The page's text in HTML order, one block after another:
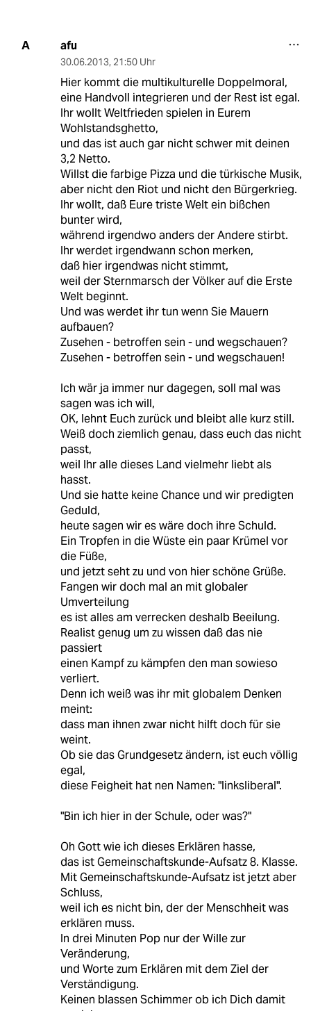
A afu
30.06.2013, 21:50 Uhr
Hier kommt die multikulturelle Doppelmoral,
eine Handvoll integrieren und der Rest ist egal.
Ihr wollt Weltfrieden spielen in Eurem
Wohlstandsghetto,
und das ist auch gar nicht schwer mit deinen
3,2 Netto.
Willst die farbige Pizza und die türkische Musik,
aber nicht den Riot und nicht den Bürgerkrieg.
Ihr wollt, daß Eure triste Welt ein bißchen
bunter wird,
während irgendwo anders der Andere stirbt.
Ihr werdet irgendwann schon merken,
daß hier irgendwas nicht stimmt,
weil der Sternmarsch der Völker auf die Erste
Welt beginnt.
Und was werdet ihr tun wenn Sie Mauern
aufbauen?
Zusehen - betroffen sein - und wegschauen?
Zusehen - betroffen sein - und wegschauen!
Ich wär ja immer nur dagegen, soll mal was
sagen was ich will,
OK, lehnt Euch zurück und bleibt alle kurz still.
Weiß doch ziemlich genau, dass euch das nicht
passt,
weil Ihr alle dieses Land vielmehr liebt als
hasst.
Und sie hatte keine Chance und wir predigten
Geduld,
heute sagen wir es wäre doch ihre Schuld.
Ein Tropfen in die Wüste ein paar Krümel vor
die Füße,
und jetzt seht zu und von hier schöne Grüße.
Fangen wir doch mal an mit globaler
Umverteilung
es ist alles am verrecken deshalb Beeilung.
Realist genug um zu wissen daß das nie
passiert
einen Kampf zu kämpfen den man sowieso
verliert.
Denn ich weiß was ihr mit globalem Denken
meint:
dass man ihnen zwar nicht hilft doch für sie
weint.
Ob sie das Grundgesetz ändern, ist euch völlig
egal,
diese Feigheit hat nen Namen: "linksliberal".
"Bin ich hier in der Schule, oder was?"
Oh Gott wie ich dieses Erklären hasse,
das ist Gemeinschaftskunde-Aufsatz 8. Klasse.
Mit Gemeinschaftskunde-Aufsatz ist jetzt aber
Schluss,
weil ich es nicht bin, der der Menschheit was
erklären muss.
In drei Minuten Pop nur der Wille zur
Veränderung,
und Worte zum Erklären mit dem Ziel der
Verständigung.
Keinen blassen Schimmer ob ich Dich damit